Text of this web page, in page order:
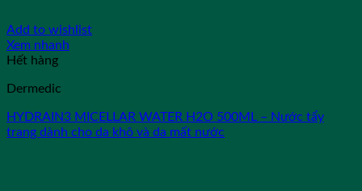
Add to wishlist
Xem nhanh
Hết hàng
Dermedic
HYDRAIN3 MICELLAR WATER H2O 500ML – Nước tẩy
trang dành cho da khô và da mất nước